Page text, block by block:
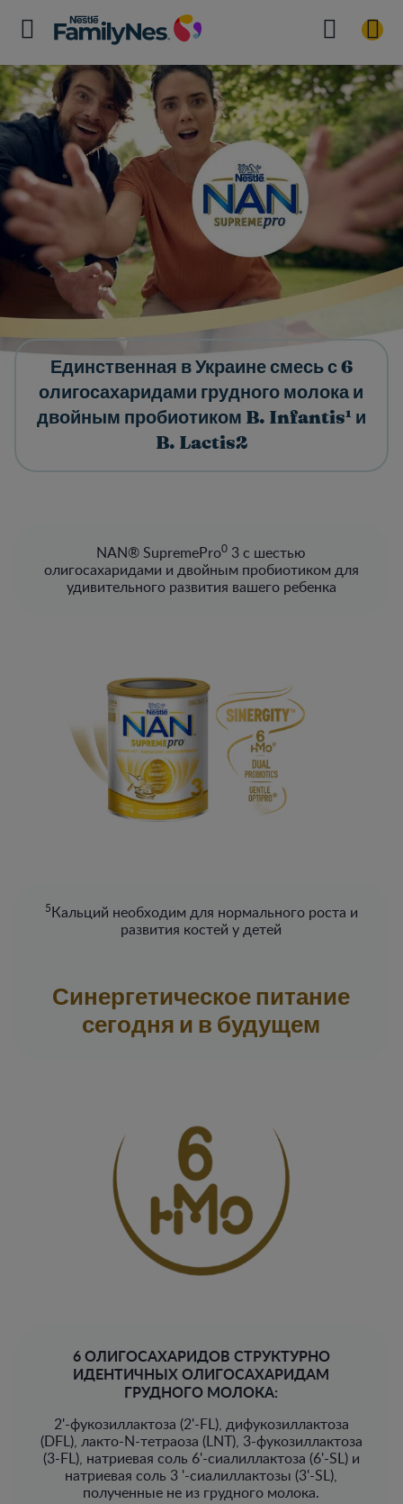
Единственная в Украине смесь с 6
олигосахаридами грудного молока и
двойным пробиотиком B. Infantis¹ и
B. Lactis2​
NAN® SupremePro0 3 с шестью
олигосахаридами и двойным пробиотиком для
удивительного развития вашего ребенка​
5Кальций необходим для нормального роста и
развития костей у детей​
Синергетическое питание
сегодня и в будущем​
6 ОЛИГОСАХАРИДОВ СТРУКТУРНО
ИДЕНТИЧНЫХ ОЛИГОСАХАРИДАМ
ГРУДНОГО МОЛОКА:​
2'-фукозиллактоза (2'-FL), дифукозиллактоза
(DFL), лакто-N-тетраоза (LNT), 3-фукозиллактоза
(3-FL), натриевая соль 6'-сиалиллактоза (6'-SL) и
натриевая соль 3 '-сиалиллактозы (3'-SL),
полученные не из грудного молока.​